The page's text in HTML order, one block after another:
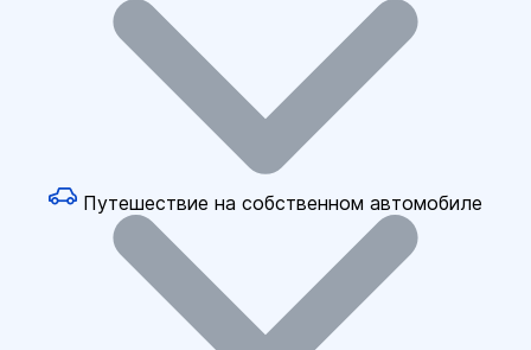
Путешествие на собственном автомобиле